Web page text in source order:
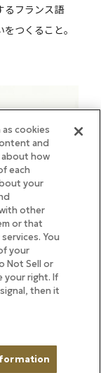
るフランス語
つくること。
スパークリン
ある味わい
cookies
and
how
each
your
other
or that
You
your
Not Sell or
your right. If
then it